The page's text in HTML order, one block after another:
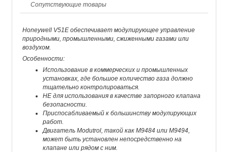
Сопутствующие товары
Honeywell V51E обеспечивает модулирующее управление
природными, промышленными, сжиженными газами или
воздухом.
Особенности:
Использование в коммерческих и промышленных
установках, где большое количество газа должно
тщательно контролироваться.
НЕ для использования в качестве запорного клапана
безопасности.
Приспосабливаемый к большинству модулирующих
работ.
Двигатель Modutrol, такой как M9484 или M9494,
может быть установлен непосредственно на
клапане или рядом с ним.